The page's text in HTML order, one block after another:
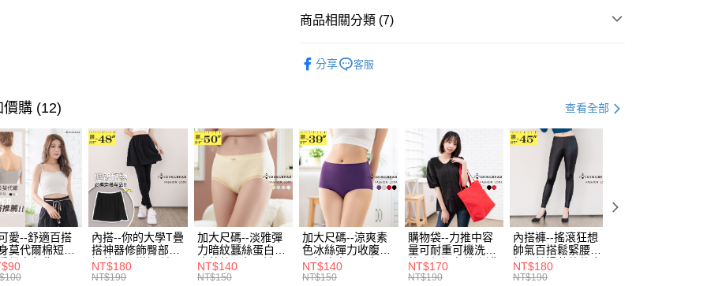
全盈+PAY
大哥付你分期
1.本服務由台灣大哥大提供，台灣大哥大用戶可立即使用無須另外申請。
流程，驗證手機門號後，選擇欲分期的期數、繳款截止日，確認付款後即
完成交易。
3.實際核准額度、可分期數及費用金額請依後續交易確認頁面所載為準。
4.訂單成立30分鐘內，如未前往確認交易或遇審核未通過，訂單將自動取
消。如遇「轉專審核」未通過狀況，表示未達大哥付你分期系統評分，恕
無法說明評估內容。
【繳款方式說明】
1.分期款項不併入電信帳單，「大哥付你分期」於每月結算日後寄送繳費提
醒簡訊。
2.透過簡訊連結打開帳單後，可選擇「超商條碼／台灣大直營門市／銀行轉
帳／街口支付／iPASS MONEY」等通路繳費。
【關於「AFTEE先享後付」】
AFTEE先享後付是「在收到商品之後才付款」的支付方式。 讓您購物簡單
便利好安心！
１．簡單：不需註冊會員、不需綁卡、不需儲值。
２．便利：只要手機號碼，簡訊認證，即可結帳。
３．安心：先確認商品／服務後，再付款。
【「AFTEE先享後付」結帳流程】
１．於結帳方式選擇「AFTEE先享後付」後，將跳轉至「AFTEE先享後
付」結帳頁面，進行簡訊認證並確認金額後，即可完成結帳。
２．訂單成立數日內，您將收到繳費通知簡訊。
ATM付款
運送方式
全家取貨付款
每筆NT$70，滿NT$699(含以上)免運費
付款後全家取貨
商品相關分類 (7)
身型限定．加大尺碼 最大尺碼．5L
身型限定．加大尺碼 最大尺碼．4L
身型限定．加大尺碼 最大尺碼．3L
♥️❈ 經典推薦｜小編激推 - 棉花糖美著 ❈
分享 客服
價購 (12) 查看全部
愛--舒適百搭
莫代爾棉短版
帶素色背心
黑.灰L-2L)-
內搭--你的大學T疊
搭神器修飾臀部下
擺萬用內搭裙/遮臀
裙(黑2L-6L)-Q155
NT$180
NT$190
加大尺碼--淡雅彈
力暗紋蠶絲蛋白無
痕蕾絲三角內褲
(白.粉.藍.黃XL-
NT$140
NT$150
加大尺碼--涼爽素
色冰絲彈力收腹提
臀無痕中腰三角內
褲(黑.紅.粉.紫L-
NT$140
NT$150
購物袋--力推中容
量可耐重可機洗烘
乾環保帆布袋/側背
包(黑.紅.米F)-
NT$170
NT$190
內搭褲--搖滾狂想
帥氣百搭鬆緊腰頭
超彈絲滑薄款仿皮
褲(黑XL-6L)-R179
NT$180
NT$190